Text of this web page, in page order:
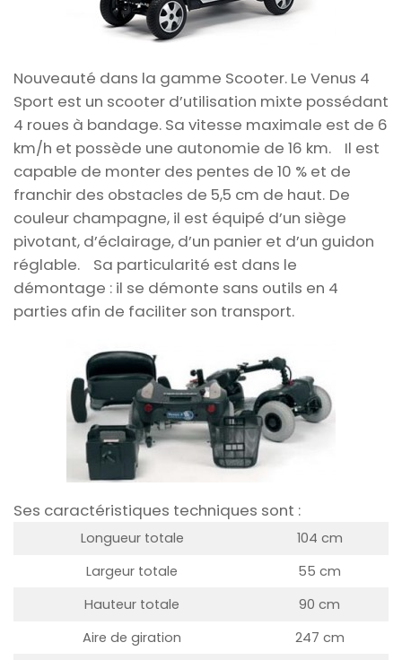
Nouveauté dans la gamme Scooter. Le Venus 4
Sport est un scooter d’utilisation mixte possédant
4 roues à bandage. Sa vitesse maximale est de 6
km/h et possède une autonomie de 16 km.
Il est
capable de monter des pentes de 10 % et de
franchir des obstacles de 5,5 cm de haut. De
couleur champagne, il est équipé d’un siège
pivotant, d’éclairage, d’un panier et d’un guidon
réglable.
Sa particularité est dans le
démontage : il se démonte sans outils en 4
parties afin de faciliter son transport.
Ses caractéristiques techniques sont :
Longueur totale
104 cm
Largeur totale
55 cm
Hauteur totale
90 cm
Aire de giration
247 cm